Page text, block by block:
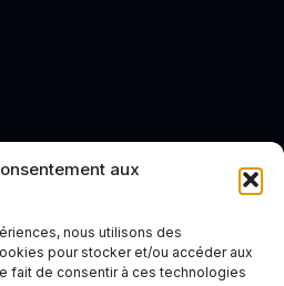
aux
nous utilisons des
pour stocker et/ou accéder aux
fait de consentir à ces technologies